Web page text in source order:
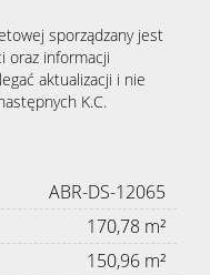
sporządzany jest
oraz informacji
aktualizacji i nie
K.C.
ABR-DS-12065
170,78 m²
150,96 m²